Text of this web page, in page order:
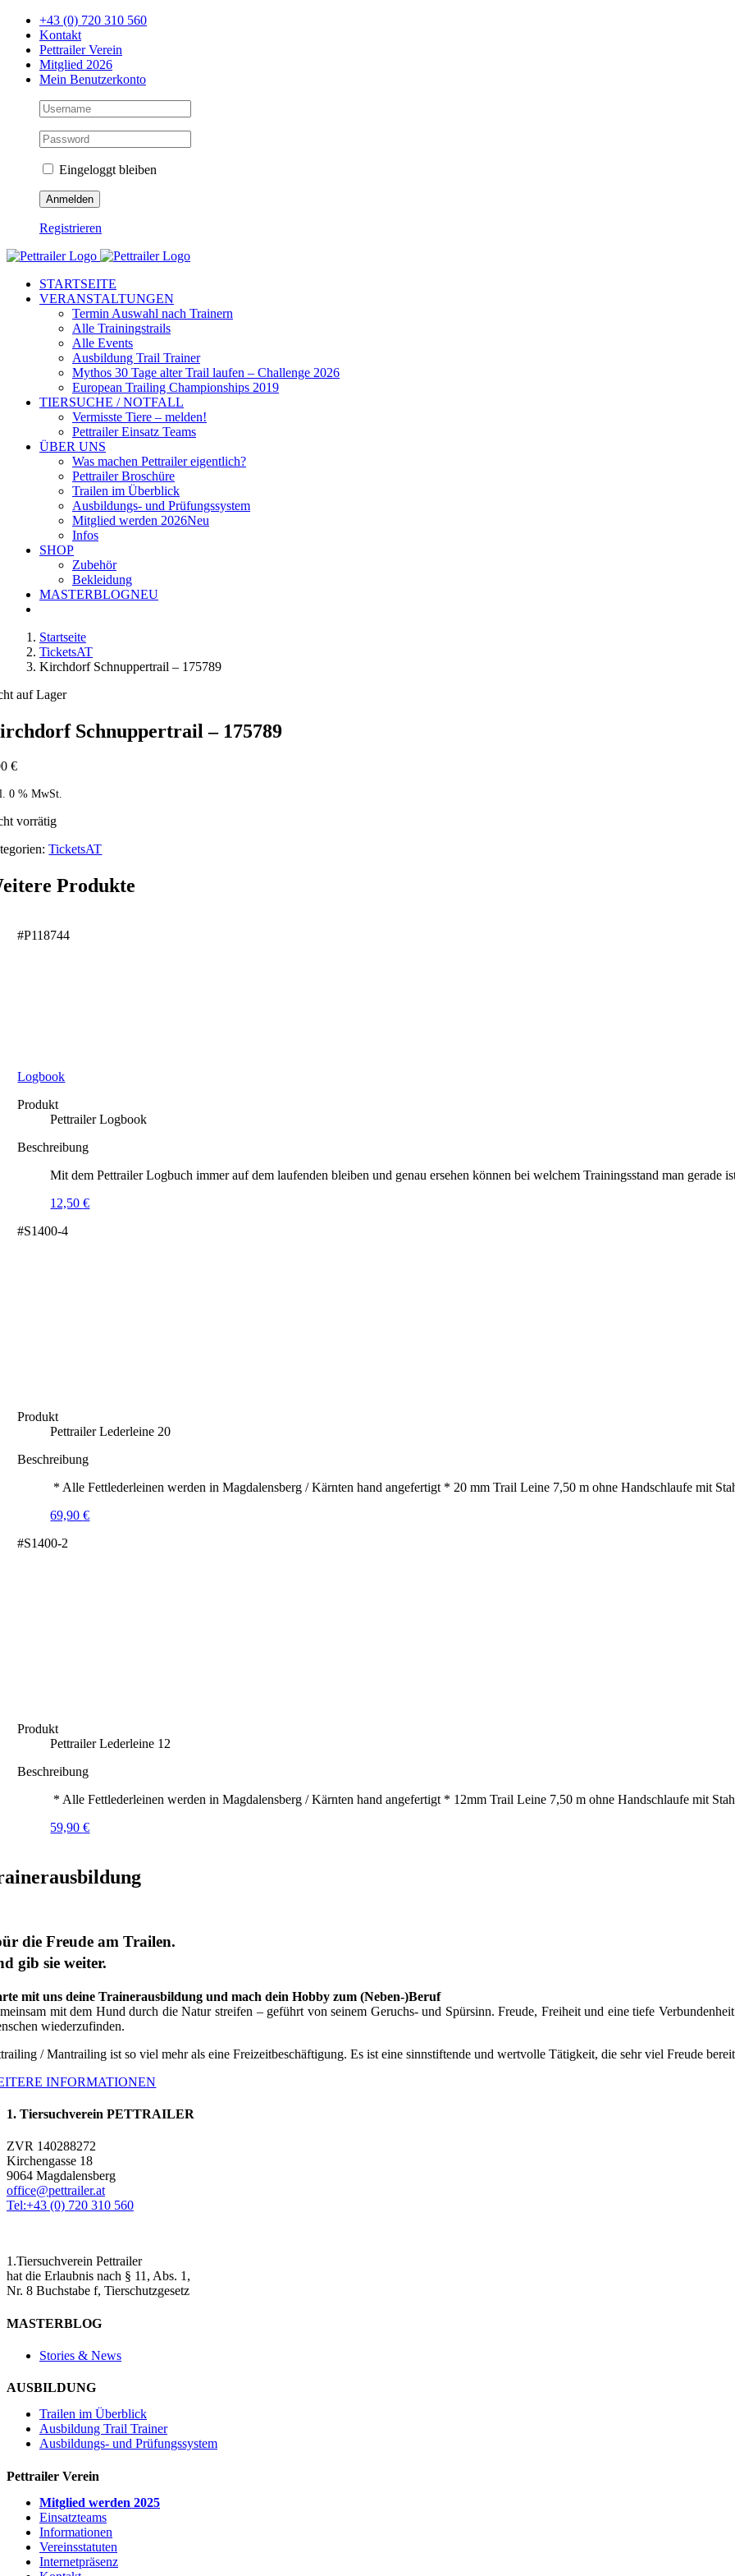
Zum
Inhalt
springen
+43 (0) 720 310 560
Kontakt
Pettrailer Verein
Mitglied 2026
Mein Benutzerkonto
Eingeloggt bleiben
Registrieren
Facebook
X
YouTube
Instagram
STARTSEITE
VERANSTALTUNGEN
Termin Auswahl nach Trainern
Alle Trainingstrails
Alle Events
Ausbildung Trail Trainer
Mythos 30 Tage alter Trail laufen – Challenge 2026
European Trailing Championships 2019
TIERSUCHE / NOTFALL
Vermisste Tiere – melden!
Pettrailer Einsatz Teams
ÜBER UNS
Was machen Pettrailer eigentlich?
Pettrailer Broschüre
Trailen im Überblick
Ausbildungs- und Prüfungssystem
Mitglied werden 2026Neu
Infos
SHOP
Zubehör
Bekleidung
MASTERBLOGNEU
Startseite
TicketsAT
Kirchdorf Schnuppertrail – 175789
auf Lager
Schnuppertrail – 175789
€
0 % MwSt.
vorrätig
TicketsAT
Produkte
#P118744
Logbook
Produkt
Pettrailer Logbook
Beschreibung
Mit dem Pettrailer Logbuch immer auf dem laufenden bleiben und genau ersehen können bei welchem Trainingsstand man gerade
12,50€
#S1400-4
Produkt
Pettrailer Lederleine 20
Beschreibung
* Alle Fettlederleinen werden in Magdalensberg / Kärnten hand angefertigt * 20 mm Trail Leine 7,50 m ohne Handschlaufe mit
69,90€
#S1400-2
Produkt
Pettrailer Lederleine 12
Beschreibung
* Alle Fettlederleinen werden in Magdalensberg / Kärnten hand angefertigt * 12mm Trail Leine 7,50 m ohne Handschlaufe mit
59,90€
die Freude am Trailen.
gib sie weiter.
mit uns deine Trainerausbildung und mach dein Hobby zum (Neben-)Beruf
mit dem Hund durch die Natur streifen – geführt von seinem Geruchs- und Spürsinn. Freude, Freiheit und eine tiefe
wiederzufinden.
/ Mantrailing ist so viel mehr als eine Freizeitbeschäftigung. Es ist eine sinnstiftende und wertvolle Tätigkeit, die sehr viel Freude
INFORMATIONEN
1. Tiersuchverein PETTRAILER
ZVR 140288272
Kirchengasse 18
9064 Magdalensberg
office@pettrailer.at
Tel:+43 (0) 720 310 560
1.Tiersuchverein Pettrailer
hat die Erlaubnis nach § 11, Abs. 1,
Nr. 8 Buchstabe f, Tierschutzgesetz
MASTERBLOG
Stories & News
AUSBILDUNG
Trailen im Überblick
Ausbildung Trail Trainer
Ausbildungs- und Prüfungssystem
Pettrailer Verein
Mitglied werden 2025
Einsatzteams
Informationen
Vereinsstatuten
Internetpräsenz